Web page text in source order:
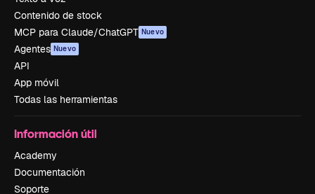
Contenido de stock
MCP para Claude/ChatGPT Nuevo
Agentes Nuevo
API
App móvil
Todas las herramientas
Información útil
Academy
Documentación
Soporte